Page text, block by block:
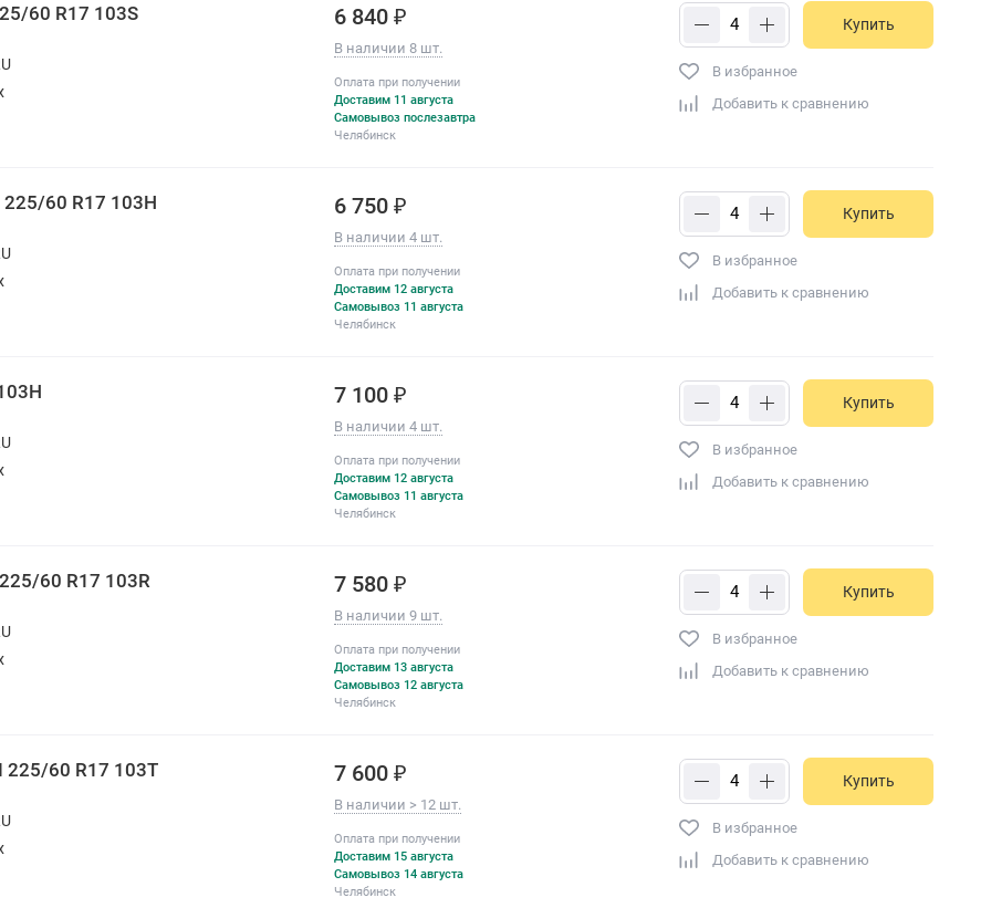
60 R17 103S 6 840 ₽
В наличии 8 шт.
Оплата при получении
Доставим 11 августа
Самовывоз послезавтра
Челябинск
Купить
В избранное
Добавить к сравнению
60 R17 103H 6 750 ₽
В наличии 4 шт.
Оплата при получении
Доставим 12 августа
Самовывоз 11 августа
Челябинск
Купить
В избранное
Добавить к сравнению
7 100 ₽
В наличии 4 шт.
Оплата при получении
Доставим 12 августа
Самовывоз 11 августа
Челябинск
Купить
В избранное
Добавить к сравнению
60 R17 103R 7 580 ₽
В наличии 9 шт.
Оплата при получении
Доставим 13 августа
Самовывоз 12 августа
Челябинск
Купить
В избранное
Добавить к сравнению
225/60 R17 103T 7 600 ₽
В наличии > 12 шт.
Оплата при получении
Доставим 15 августа
Самовывоз 14 августа
Челябинск
Купить
В избранное
Добавить к сравнению